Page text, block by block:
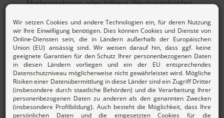
Zinsen/Dividenden
Beitrag berechnen
Mehr zur
Beitragsordnung und den Gebühren des